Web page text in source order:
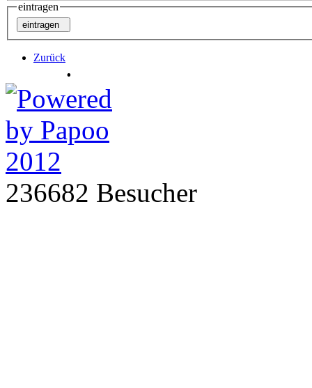
eintragen
Zurück.
236682 Besucher